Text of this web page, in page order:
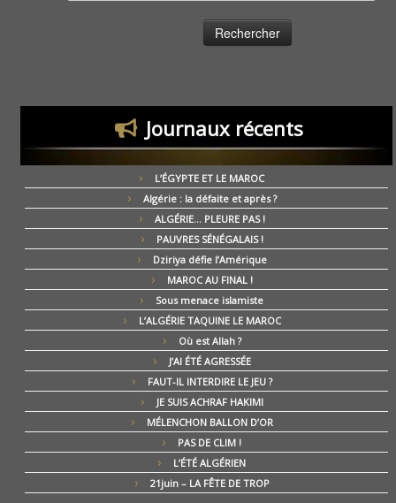
Journaux récents
L’ÉGYPTE ET LE MAROC
Algérie : la défaite et après ?
ALGÉRIE… PLEURE PAS !
PAUVRES SÉNÉGALAIS !
Dziriya défie l’Amérique
MAROC AU FINAL !
Sous menace islamiste
L’ALGÉRIE TAQUINE LE MAROC
Où est Allah ?
J’AI ÉTÉ AGRESSÉE
FAUT-IL INTERDIRE LE JEU ?
JE SUIS ACHRAF HAKIMI
MÉLENCHON BALLON D’OR
PAS DE CLIM !
L’ÉTÉ ALGÉRIEN
21juin – LA FÊTE DE TROP